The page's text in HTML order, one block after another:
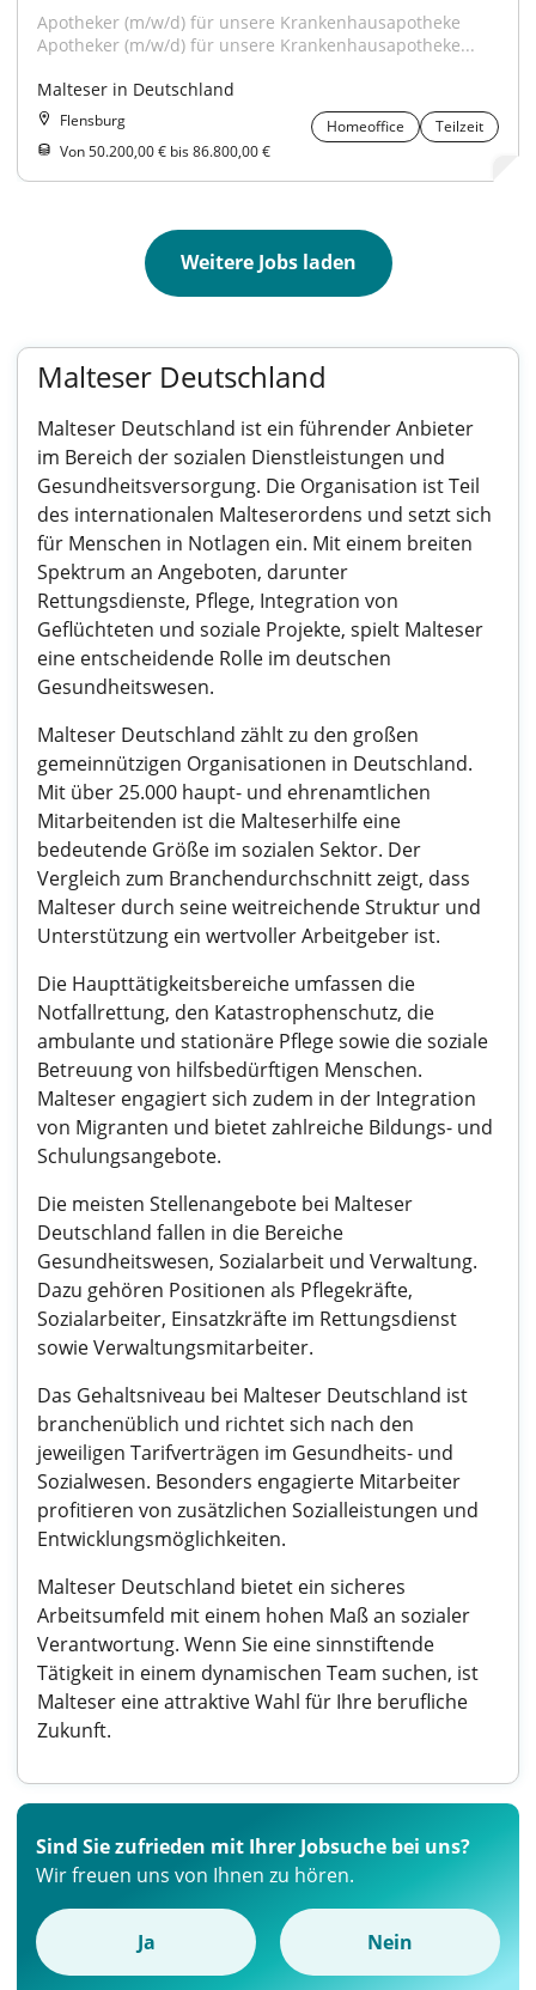
Apotheker (m/w/d) für unsere Krankenhausapotheke
Apotheker (m/w/d) für unsere Krankenhausapotheke...
Malteser in Deutschland
Flensburg Homeoffice
Teilzeit
Von 50.200,00 € bis 86.800,00 €
Weitere Jobs laden
Malteser Deutschland
Malteser Deutschland ist ein führender Anbieter
im Bereich der sozialen Dienstleistungen und
Gesundheitsversorgung. Die Organisation ist Teil
des internationalen Malteserordens und setzt sich
für Menschen in Notlagen ein. Mit einem breiten
Spektrum an Angeboten, darunter
Rettungsdienste, Pflege, Integration von
Geflüchteten und soziale Projekte, spielt Malteser
eine entscheidende Rolle im deutschen
Gesundheitswesen.
Malteser Deutschland zählt zu den großen
gemeinnützigen Organisationen in Deutschland.
Mit über 25.000 haupt- und ehrenamtlichen
Mitarbeitenden ist die Malteserhilfe eine
bedeutende Größe im sozialen Sektor. Der
Vergleich zum Branchendurchschnitt zeigt, dass
Malteser durch seine weitreichende Struktur und
Unterstützung ein wertvoller Arbeitgeber ist.
Die Haupttätigkeitsbereiche umfassen die
Notfallrettung, den Katastrophenschutz, die
ambulante und stationäre Pflege sowie die soziale
Betreuung von hilfsbedürftigen Menschen.
Malteser engagiert sich zudem in der Integration
von Migranten und bietet zahlreiche Bildungs- und
Schulungsangebote.
Die meisten Stellenangebote bei Malteser
Deutschland fallen in die Bereiche
Gesundheitswesen, Sozialarbeit und Verwaltung.
Dazu gehören Positionen als Pflegekräfte,
Sozialarbeiter, Einsatzkräfte im Rettungsdienst
sowie Verwaltungsmitarbeiter.
Das Gehaltsniveau bei Malteser Deutschland ist
branchenüblich und richtet sich nach den
jeweiligen Tarifverträgen im Gesundheits- und
Sozialwesen. Besonders engagierte Mitarbeiter
profitieren von zusätzlichen Sozialleistungen und
Entwicklungsmöglichkeiten.
Malteser Deutschland bietet ein sicheres
Arbeitsumfeld mit einem hohen Maß an sozialer
Verantwortung. Wenn Sie eine sinnstiftende
Tätigkeit in einem dynamischen Team suchen, ist
Malteser eine attraktive Wahl für Ihre berufliche
Zukunft.
Sind Sie zufrieden mit Ihrer Jobsuche bei uns?
Wir freuen uns von Ihnen zu hören.
Ja Nein